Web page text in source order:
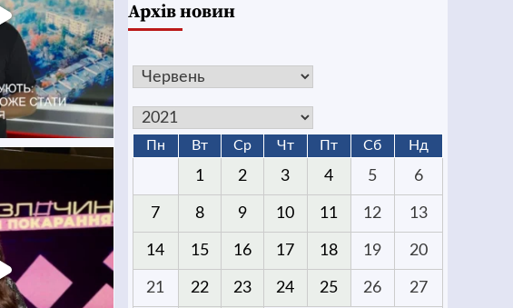
Архів новин
Пн Вт Ср Чт Пт Сб Нд
1 2 3 4 5 6
7 8 9 10 11 12 13
14 15 16 17 18 19 20
21 22 23 24 25 26 27